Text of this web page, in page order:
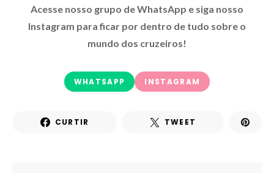
Acesse nosso grupo de WhatsApp e siga nosso
Instagram para ficar por dentro de tudo sobre o
mundo dos cruzeiros!
WHATSAPP INSTAGRAM
CURTIR TWEET